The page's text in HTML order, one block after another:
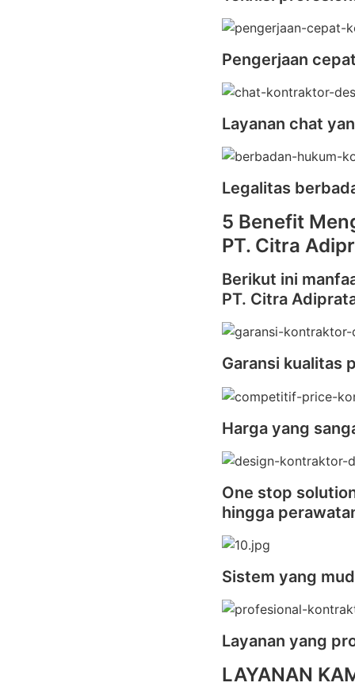
Pengerjaan
Layanan chat
Legalitas
5 Benefit
PT. Citra
Berikut ini
PT. Citra
Garansi kualitas
Harga yang
One stop
hingga
Sistem yang
Layanan yang
LAYANAN